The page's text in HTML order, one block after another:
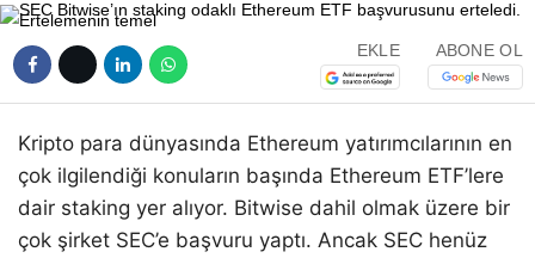
EKLE ABONE OL
Kripto para dünyasında Ethereum yatırımcılarının en
çok ilgilendiği konuların başında Ethereum ETF’lere
dair staking yer alıyor. Bitwise dahil olmak üzere bir
çok şirket SEC’e başvuru yaptı. Ancak SEC henüz